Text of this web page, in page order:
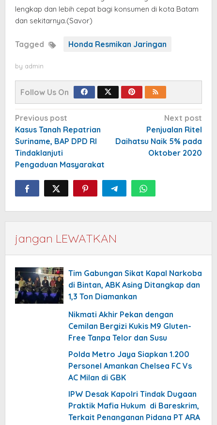
lengkap dan lebih cepat bagi konsumen di kota Batam
dan sekitarnya.(Savor)
Tagged Honda Resmikan Jaringan
by admin
Follow Us On
Post
navigation
Previous post
Kasus Tanah Repatrian
Suriname, BAP DPD RI
Tindaklanjuti
Pengaduan Masyarakat
Next post
Penjualan Ritel
Daihatsu Naik 5% pada
Oktober 2020
jangan LEWATKAN
Tim Gabungan Sikat Kapal Narkoba
di Bintan, ABK Asing Ditangkap dan
1,3 Ton Diamankan
Nikmati Akhir Pekan dengan
Cemilan Bergizi Kukis M9 Gluten-
Free Tanpa Telor dan Susu
Polda Metro Jaya Siapkan 1.200
Personel Amankan Chelsea FC Vs
AC Milan di GBK
IPW Desak Kapolri Tindak Dugaan
Praktik Mafia Hukum di Bareskrim,
Terkait Penanganan Pidana PT ARA